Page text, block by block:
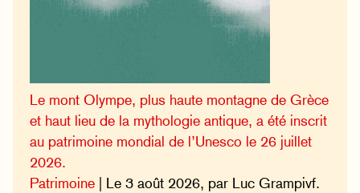
Le mont Olympe, plus haute montagne de Grèce
et haut lieu de la mythologie antique, a été inscrit
au patrimoine mondial de l’Unesco le 26 juillet
2026.
Patrimoine | Le 3 août 2026, par Luc Grampivf.